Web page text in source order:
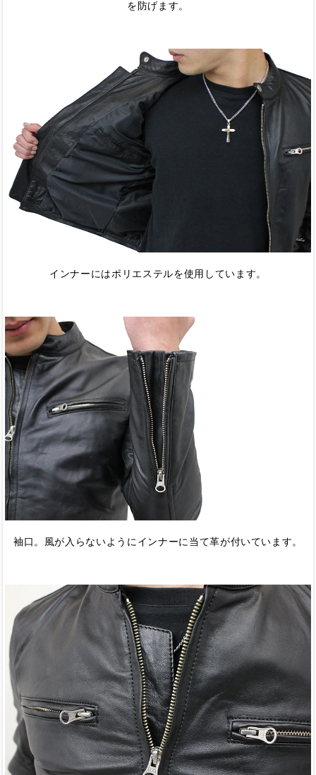
を防げます。
インナーにはポリエステルを使用しています。
袖口。風が入らないようにインナーに当て革が付いています。